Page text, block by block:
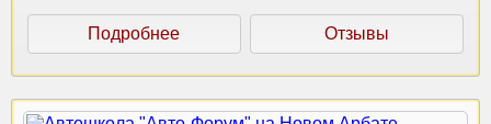
Подробнее Отзывы